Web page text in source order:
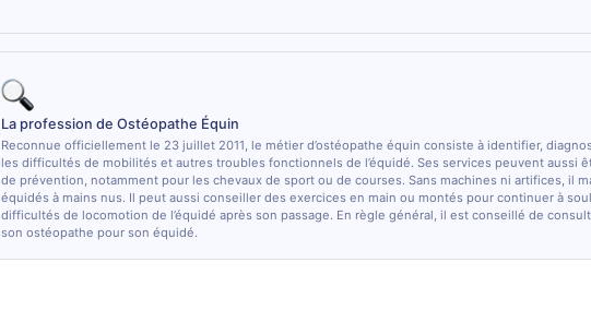
La profession de Ostéopathe Équin
Reconnue officiellement le 23 juillet 2011, le métier d’ostéopathe équin consiste à identifier,
les difficultés de mobilités et autres troubles fonctionnels de l’équidé. Ses services peuvent aussi
de prévention, notamment pour les chevaux de sport ou de courses. Sans machines ni artifices, il
équidés à mains nus. Il peut aussi conseiller des exercices en main ou montés pour continuer à
difficultés de locomotion de l’équidé après son passage. En règle général, il est conseillé de
son ostéopathe pour son équidé.